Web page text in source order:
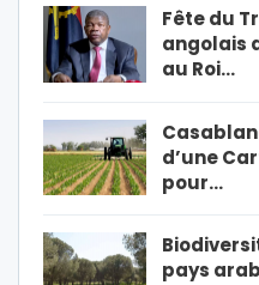
Fête du
angolais
au Roi…
d’une
pour…
pays